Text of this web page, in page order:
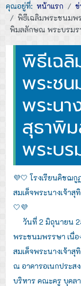
คุณอยู่ที่: หน้าแรก ข่
พิธีเฉลิมพระชนมพ
พิมลลักษณ พระบรมร
พิธีเฉลิ
พระช
พระนา
สุธาพิ
พระบร
💜🤍 โรงเรียนคิชฌ
สมเด็จพระนางเจ้า
🤍💜
วันที่ 2 มิถุนายน
พระชนมพรรษา เนื่
สมเด็จพระนางเจ้า
ณ อาคารอเนกประส
บริหาร คณะครู บุคล